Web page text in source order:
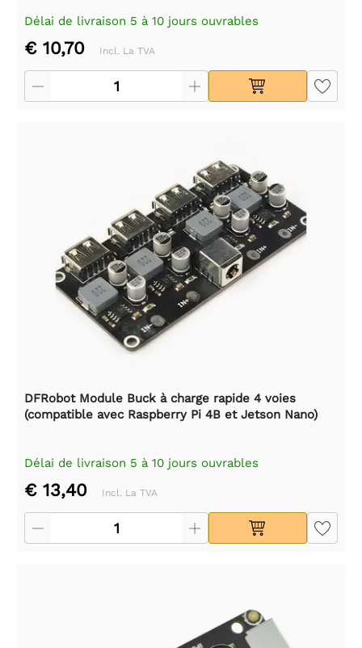
Délai de livraison 5 à 10 jours ouvrables
€ 10,70 Incl. La TVA
DFRobot Module Buck à charge rapide 4 voies
(compatible avec Raspberry Pi 4B et Jetson Nano)
Délai de livraison 5 à 10 jours ouvrables
€ 13,40 Incl. La TVA